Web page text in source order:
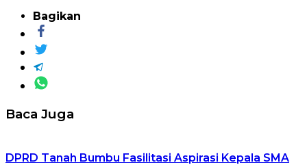
Bagikan
Baca Juga
DPRD Tanah Bumbu Fasilitasi Aspirasi Kepala SMA